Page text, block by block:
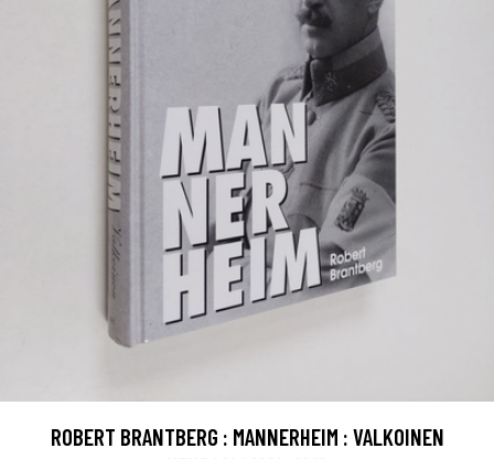
ROBERT BRANTBERG : MANNERHEIM : VALKOINEN